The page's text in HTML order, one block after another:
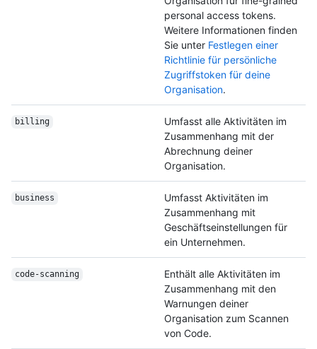
personal access tokens.
Weitere Informationen finden
Sie unter Festlegen einer
Richtlinie für persönliche
Zugriffstoken für deine
Organisation.
billing
Umfasst alle Aktivitäten im
Zusammenhang mit der
Abrechnung deiner
Organisation.
business
Umfasst Aktivitäten im
Zusammenhang mit
Geschäftseinstellungen für
ein Unternehmen.
code-scanning
Enthält alle Aktivitäten im
Zusammenhang mit den
Warnungen deiner
Organisation zum Scannen
von Code.